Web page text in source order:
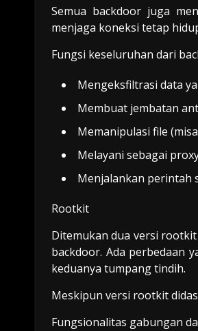
Semua backdoor juga
menjaga koneksi tetap
Fungsi keseluruhan dari
Mengeksfiltrasi data
Membuat jembatan
Memanipulasi file
Melayani sebagai
Menjalankan perintah
Rootkit
Ditemukan dua versi
backdoor. Ada perbedaan
keduanya tumpang tindih.
Meskipun versi rootkit
Fungsionalitas gabungan